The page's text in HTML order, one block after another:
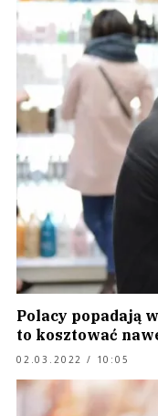
Polacy popadają
to kosztować
02.03.2022 / 10:05